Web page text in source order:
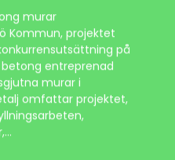
murar
Kommun, projektet
på
entreprenad
murar i
omfattar projektet,